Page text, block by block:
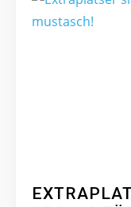
chansen att få se
personligt